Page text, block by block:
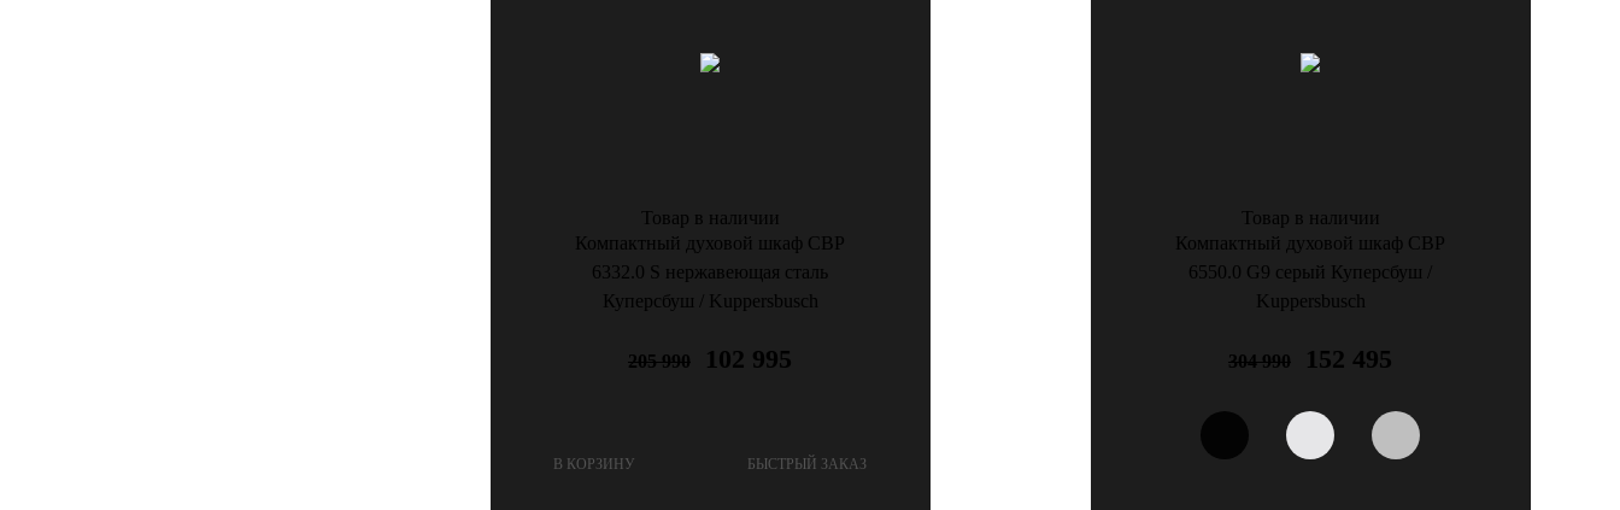
Товар в наличии
Компактный духовой шкаф CBP
6332.0 S нержавеющая сталь
Куперсбуш / Kuppersbusch
205 990 102 995
В КОРЗИНУ БЫСТРЫЙ ЗАКАЗ
Товар в наличии
Компактный духовой шкаф CBP
6550.0 G9 серый Куперсбуш /
Kuppersbusch
304 990 152 495